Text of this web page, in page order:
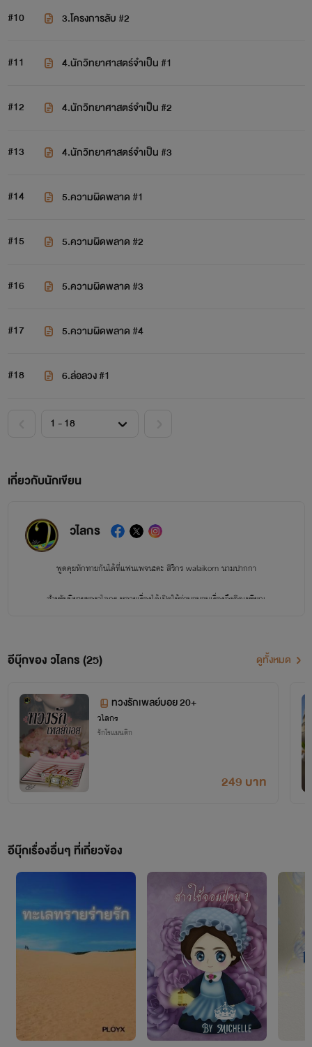
#10 3.โครงการลับ #2
#11 4.นักวิทยาศาสตร์จำเป็น #1
#12 4.นักวิทยาศาสตร์จำเป็น #2
#13 4.นักวิทยาศาสตร์จำเป็น #3
#14 5.ความผิดพลาด #1
#15 5.ความผิดพลาด #2
#16 5.ความผิดพลาด #3
#17 5.ความผิดพลาด #4
#18 6.ล่อลวง #1
เกี่ยวกับนักเขียน
วไลกร
พูดคุยทักทายกันได้ที่แฟนเพจนะคะ สิริกร walaikorn นามปากกา
สำหรับนิยายของวไลกร หลายเรื่องได้เปิดให้อ่านจนจบเรื่องจึงติดเหรียญ
ขอบคุณมากมายที่ช่วยอุดหนุนในทุกช่องทาง
อีบุ๊กของ วไลกร (25) ดูทั้งหมด
ทวงรักเพลย์บอย 20+
วไลกร
รักโรแมนติก
249 บาท
อีบุ๊กเรื่องอื่นๆ ที่เกี่ยวข้อง